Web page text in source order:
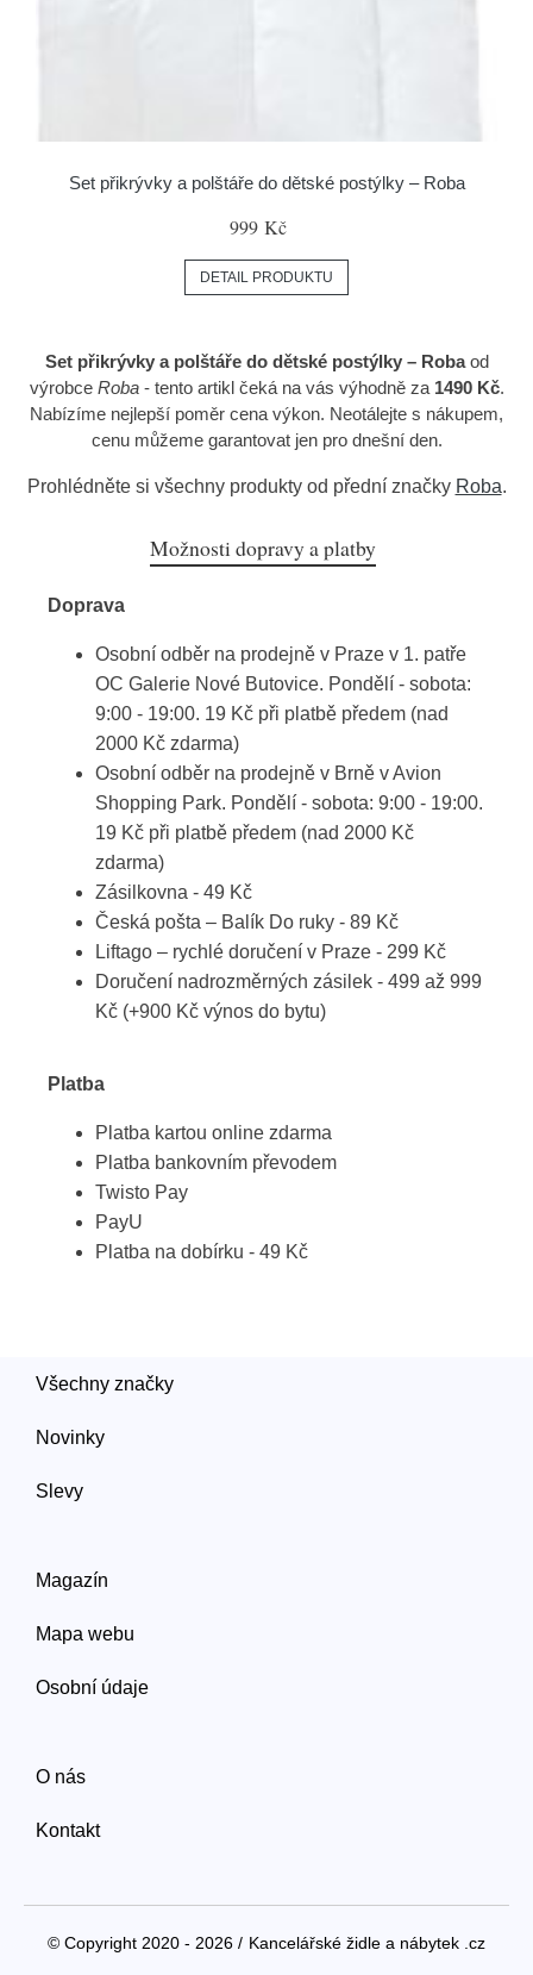
Set přikrývky a polštáře do dětské postýlky – Roba
999 Kč
DETAIL PRODUKTU
Set přikrývky a polštáře do dětské postýlky – Robaod
výrobce Roba- tento artikl čeká na vás výhodně za 1490 Kč.
Nabízíme nejlepší poměr cena výkon. Neotálejte s nákupem,
cenu můžeme garantovat jen pro dnešní den.
Prohlédněte si všechny produkty od přední značky Roba.
Možnosti dopravy a platby
Doprava
Osobní odběr na prodejně v Praze v 1. patře
OC Galerie Nové Butovice. Pondělí - sobota:
9:00 - 19:00. 19 Kč při platbě předem (nad
2000 Kč zdarma)
Osobní odběr na prodejně v Brně v Avion
Shopping Park. Pondělí - sobota: 9:00 - 19:00.
19 Kč při platbě předem (nad 2000 Kč
zdarma)
Zásilkovna - 49 Kč
Česká pošta – Balík Do ruky - 89 Kč
Liftago – rychlé doručení v Praze - 299 Kč
Doručení nadrozměrných zásilek - 499 až 999
Kč (+900 Kč výnos do bytu)
Platba
Platba kartou online zdarma
Platba bankovním převodem
Twisto Pay
PayU
Platba na dobírku - 49 Kč
Všechny značky
Novinky
Slevy
Magazín
Mapa webu
Osobní údaje
O nás
Kontakt
© Copyright 2020 - 2026 / Kancelářské židle a nábytek .cz